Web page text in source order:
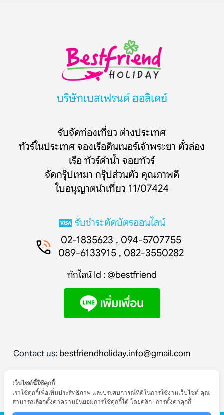
บริษัทเบสเฟรนด์ ฮอลิเดย์
รับจัดท่องเที่ยว ต่างประเทศ
ทัวร์ในประเทศ จองเรือดินเนอร์เจ้าพระยา ตั๋วล่อง
เรือ ทัวร์ดำน้ำ จอยทัวร์
จัดกรุ๊ปเหมา กรุ๊ปส่วนตัว คุณภาพดี
ใบอนุญาตนำเที่ยว 11/07424
รับชำระตัดบัตรออนไลน์
02-1835623 , 094-5707755
089-6133915 , 082-3550282
ทักไลน์ Id : @bestfriend
Contact us: bestfriendholiday.info@gmail.com
เว็บไซต์นี้ใช้คุกกี้
เราใช้คุกกี้เพื่อเพิ่มประสิทธิภาพ และประสบการณ์ที่ดีในการใช้งานเว็บไซต์ คุณ
สามารถเลือกตั้งค่าความยินยอมการใช้คุกกี้ได้ โดยคลิก "การตั้งค่าคุกกี้"